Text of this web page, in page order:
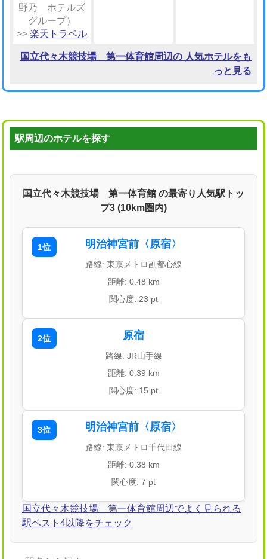
野乃 ホテルズ
グループ）
>> 楽天トラベル
国立代々木競技場 第一体育館周辺の 人気ホテルをも
っと見る
駅周辺のホテルを探す
国立代々木競技場 第一体育館 の最寄り人気駅トッ
プ3 (10km圏内)
1位 明治神宮前〈原宿〉
路線: 東京メトロ副都心線
距離: 0.48 km
関心度: 23 pt
2位 原宿
路線: JR山手線
距離: 0.39 km
関心度: 15 pt
3位 明治神宮前〈原宿〉
路線: 東京メトロ千代田線
距離: 0.38 km
関心度: 7 pt
国立代々木競技場 第一体育館周辺でよく見られる
駅ベスト4以降をチェック